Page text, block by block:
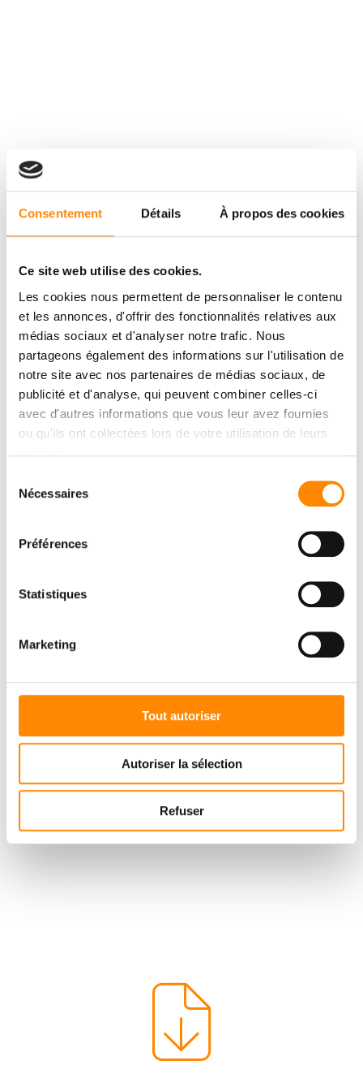
Consentement Détails À propos des cookies
Ce site web utilise des cookies.
Les cookies nous permettent de personnaliser le contenu
et les annonces, d'offrir des fonctionnalités relatives aux
médias sociaux et d'analyser notre trafic. Nous
partageons également des informations sur l'utilisation de
notre site avec nos partenaires de médias sociaux, de
publicité et d'analyse, qui peuvent combiner celles-ci
avec d'autres informations que vous leur avez fournies
ou qu'ils ont collectées lors de votre utilisation de leurs
Nécessaires
Préférences
Statistiques
Marketing
Tout autoriser
Autoriser la sélection
Refuser